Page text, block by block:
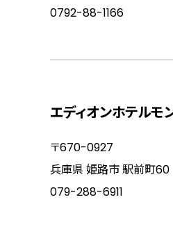
0792-88-1166
エディオンホテル
〒670-0927
兵庫県 姫路市 駅前町
079-288-6911